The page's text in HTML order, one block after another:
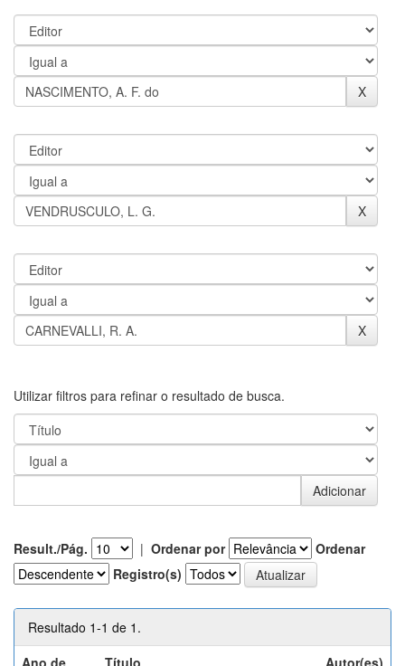
Utilizar filtros para refinar o resultado de busca.
Result./Pág. | Ordenar por
Ordenar
Registro(s)
Resultado 1-1 de 1.
Ano de
Título Autor(es)